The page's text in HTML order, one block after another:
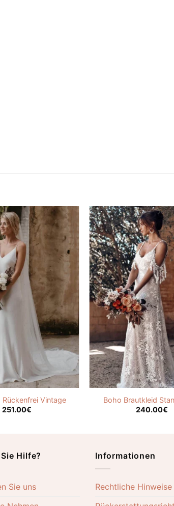
Rückenfrei Vintage
251.00€
Boho Brautkleid
240.00€
Hilfe?
Sie uns
Informationen
Rechtliche Hinweise